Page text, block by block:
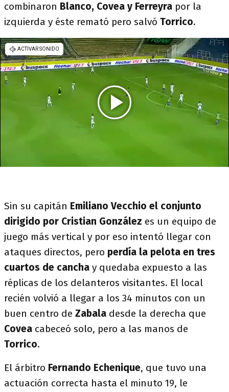
combinaron Blanco, Covea y Ferreyra por la
izquierda y éste remató pero salvó Torrico.
Sin su capitán Emiliano Vecchio el conjunto
dirigido por Cristian González es un equipo de
juego más vertical y por eso intentó llegar con
ataques directos, pero perdía la pelota en tres
cuartos de cancha y quedaba expuesto a las
réplicas de los delanteros visitantes. El local
recién volvió a llegar a los 34 minutos con un
buen centro de Zabala desde la derecha que
Covea cabeceó solo, pero a las manos de
Torrico.
El árbitro Fernando Echenique, que tuvo una
actuación correcta hasta el minuto 19, le